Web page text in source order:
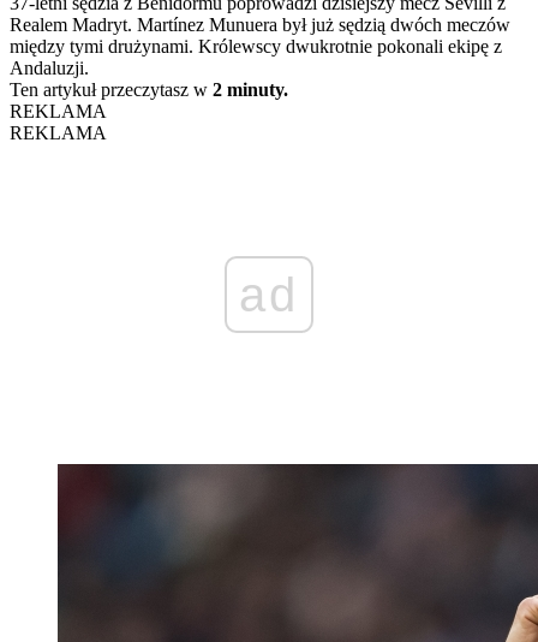
Realem Madryt. Martínez Munuera był już sędzią dwóch meczów
między tymi drużynami. Królewscy dwukrotnie pokonali ekipę z
Andaluzji.
Ten artykuł przeczytasz w 2 minuty.
REKLAMA
REKLAMA
ad